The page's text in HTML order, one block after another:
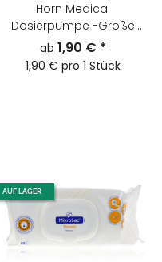
Horn Medical
Dosierpumpe -Größe
wählbar-
ab 1,90 € *
1,90 € pro 1 Stück
AUF LAGER